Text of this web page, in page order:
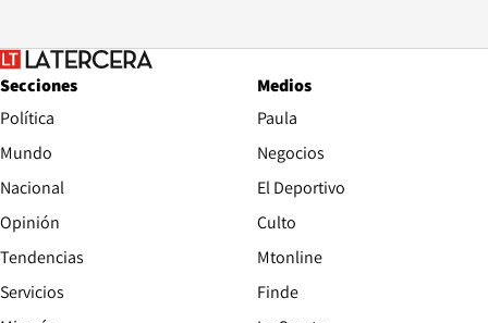
Secciones
Política
Mundo
Nacional
Opinión
Tendencias
Servicios
Medios
Paula
Negocios
El Deportivo
Culto
Mtonline
Finde